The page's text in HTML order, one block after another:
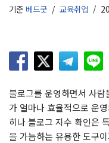
기준 베드굿 교육취업
블로그를 운영하면서 사
가 얼마나 효율적으로 운
히나 블로그 지수 확인은
을 가늠하는 유용한 도구